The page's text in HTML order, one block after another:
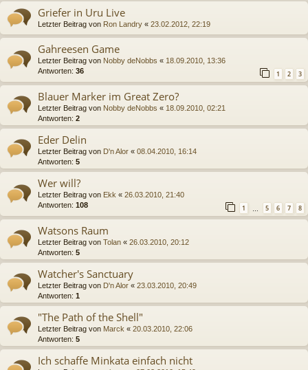
Griefer in Uru Live
Letzter Beitrag von Ron Landry « 23.02.2012, 22:19
Gahreesen Game
Letzter Beitrag von Nobby deNobbs « 18.09.2010, 13:36
Antworten: 36 1 2 3
Blauer Marker im Great Zero?
Letzter Beitrag von Nobby deNobbs « 18.09.2010, 02:21
Antworten: 2
Eder Delin
Letzter Beitrag von D'n Alor « 08.04.2010, 16:14
Antworten: 5
Wer will?
Letzter Beitrag von Ekk « 26.03.2010, 21:40
Antworten: 108 1 … 5 6 7 8
Watsons Raum
Letzter Beitrag von Tolan « 26.03.2010, 20:12
Antworten: 5
Watcher's Sanctuary
Letzter Beitrag von D'n Alor « 23.03.2010, 20:49
Antworten: 1
"The Path of the Shell"
Letzter Beitrag von Marck « 20.03.2010, 22:06
Antworten: 5
Ich schaffe Minkata einfach nicht